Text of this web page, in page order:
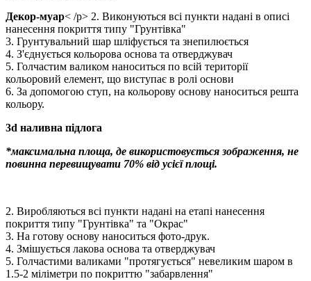
Декор-муар< /p> 2. Виконуються всі пункти надані в описі
нанесення покриття типу "Грунтівка"
3. Грунтувальний шар шліфується та знепилюється
4. З'єднується кольорова основа та отверджувач
5. Голчастим валиком наноситься по всій території
кольоровий елемент, що виступає в ролі основи
6. За допомогою ступ, на кольорову основу наноситься решта
кольору.
3d наливна підлога
*максимальна площа, де використовується зображення, не
повинна перевищувати 70% від усієї площі.
2. Виробляються всі пункти надані на етапі нанесення
покриття типу "Грунтівка" та "Окрас"
3. На готову основу наноситься фото-друк.
4. Змішується лакова основа та отверджувач
5. Голчастими валиками "протягується" невеликим шаром в
1.5-2 міліметри по покриттю "забарвлення"